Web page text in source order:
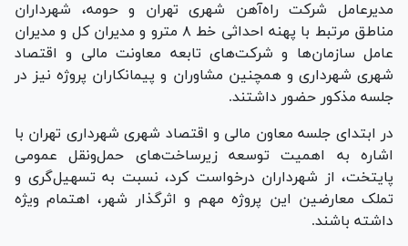
مدیرعامل شرکت راه‌آهن شهری تهران و حومه، شهرداران
مناطق مرتبط با پهنه احداثی خط ۸ مترو و مدیران کل و مدیران
عامل سازمان‌ها و شرکت‌های تابعه معاونت مالی و اقتصاد
شهری شهرداری و همچنین مشاوران و پیمانکاران پروژه نیز در
جلسه مذکور حضور داشتند.
در ابتدای جلسه معاون مالی و اقتصاد شهری شهرداری تهران با
اشاره به اهمیت توسعه زیرساخت‌های حمل‌ونقل عمومی
پایتخت، از شهرداران درخواست کرد، نسبت به تسهیل‌گری و
تملک معارضین این پروژه مهم و اثرگذار شهر، اهتمام ویژه
داشته باشند.